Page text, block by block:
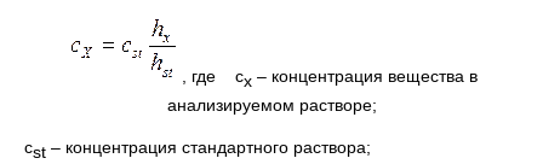
, где сх – концентрация вещества в
анализируемом растворе;
cst – концентрация стандартного раствора;